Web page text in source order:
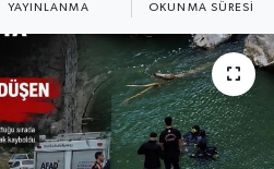
YAYINLANMA OKUNMA SÜRESI